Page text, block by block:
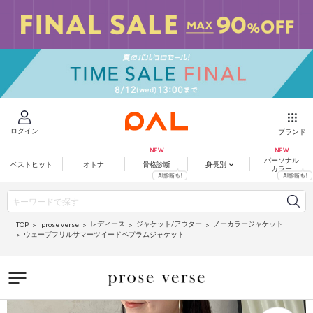
ログイン ブランド
ベストヒット オトナ 骨格診断 身長別
パーソナル
カラー
TOP prose verse レディース ジャケット/アウター
ノーカラージャケット
ウェーブフリルサマーツイードペプラムジャケット